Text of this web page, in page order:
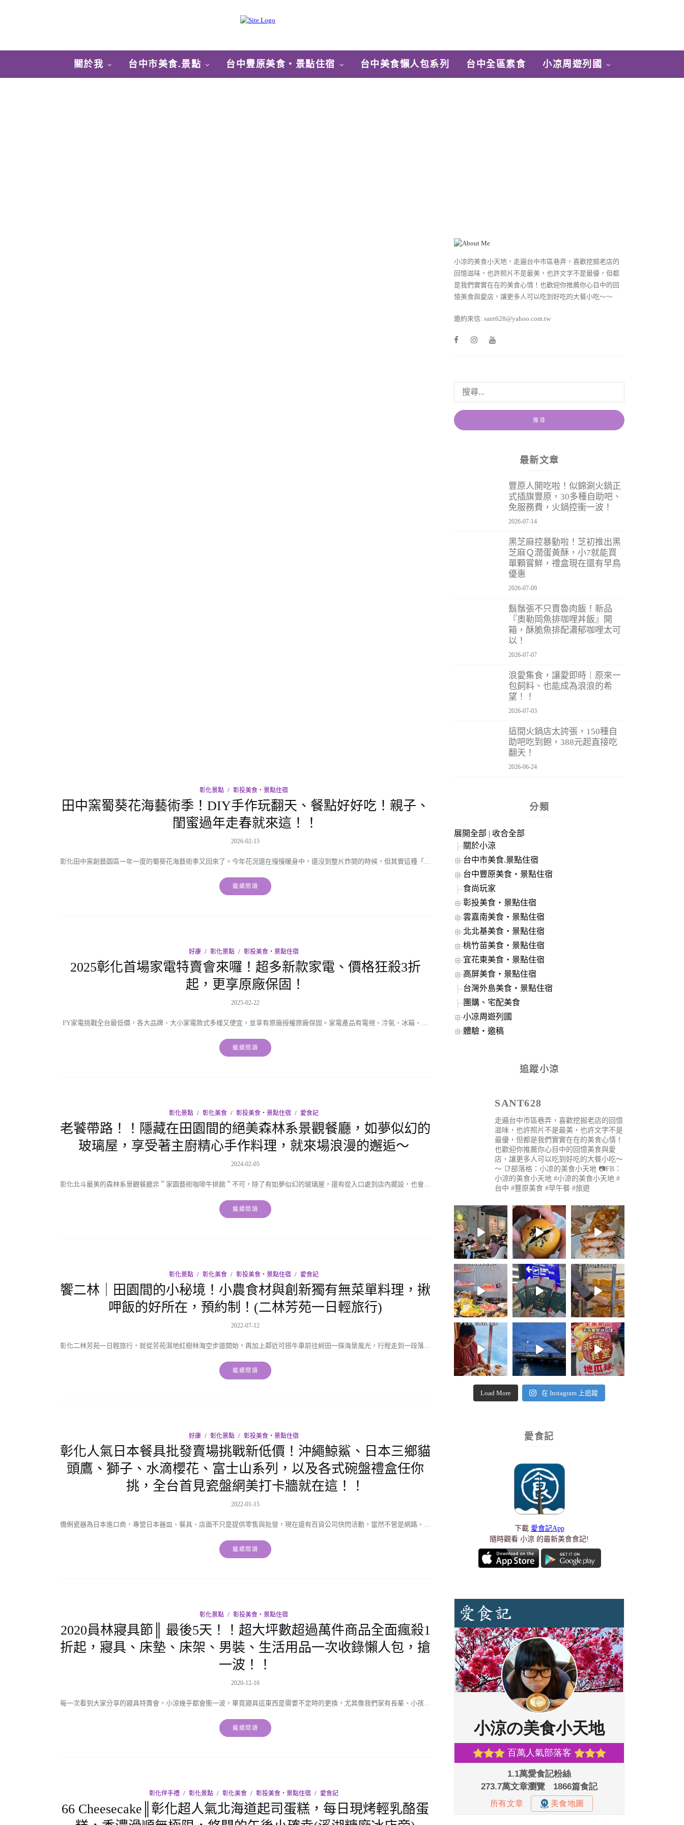
關於我 台中市美食.景點 台中豐原美食‧景點住宿 台中美食懶人包系列 台中全區素食 小凉周遊列國
彰化景點 彰投美食‧景點住宿
田中窯蜀葵花海藝術季！DIY手作玩翻天、餐點好好吃！親子、
閨蜜過年走春就來這！！
2026-02-15
彰化田中窯創藝園區一年一度的蜀葵花海藝術季又回來了。今年花況還在慢慢暖身中，還沒到整片炸開的時候，但其實這種「…
繼續閱讀
好康 彰化景點 彰投美食‧景點住宿
2025彰化首場家電特賣會來囉！超多新款家電、價格狂殺3折
起，更享原廠保固！
2025-02-22
FY家電挑戰全台最低價，各大品牌、大小家電款式多樣又便宜，並享有原廠授權原廠保固。家電產品有電視、冷氣、冰箱、…
繼續閱讀
彰化景點 彰化美食 彰投美食‧景點住宿 愛食記
老饕帶路！！隱藏在田園間的絕美森林系景觀餐廳，如夢似幻的
玻璃屋，享受著主廚精心手作料理，就來場浪漫的邂逅～
2024-02-05
彰化北斗最美的森林系景觀餐廳非＂家園藝術咖啡牛排館＂不可，除了有如夢似幻的玻璃屋，還有從入口處到店內擺設，也會…
繼續閱讀
彰化景點 彰化美食 彰投美食‧景點住宿 愛食記
饗二林｜田園間的小秘境！小農食材與創新獨有無菜單料理，揪
呷飯的好所在，預約制！(二林芳苑一日輕旅行)
2022-07-12
彰化二林芳苑一日輕旅行，就從芳苑濕地紅樹林海空步道開始，再加上鄰近可搭牛車前往蚵田一探海景風光，行程走到一段落…
繼續閱讀
好康 彰化景點 彰投美食‧景點住宿
彰化人氣日本餐具批發賣場挑戰新低價！沖繩鯨鯊、日本三鄉貓
頭鷹、獅子、水滴櫻花、富士山系列，以及各式碗盤禮盒任你
挑，全台首見瓷盤網美打卡牆就在這！！
2022-01-15
僑俐瓷器為日本進口商，專營日本器皿、餐具、店面不只是提供零售與批發，現在還有百貨公司快閃活動，當然不管是網路、…
繼續閱讀
彰化景點 彰投美食‧景點住宿
2020員林寢具節║ 最後5天！！超大坪數超過萬件商品全面瘋殺1
折起，寢具、床墊、床架、男裝、生活用品一次收錄懶人包，搶
一波！！
2020-12-16
每一次看到大家分享的寢具特賣會，小涼幾乎都會衝一波，畢竟寢具這東西是需要不定時的更換，尤其像我們家有長輩、小孩…
繼續閱讀
彰化伴手禮 彰化景點 彰化美食 彰投美食‧景點住宿 愛食記
66 Cheesecake║彰化超人氣北海道起司蛋糕，每日現烤輕乳酪蛋
小凉的美食小天地，走遍台中市區巷弄，喜歡挖掘老店的
回憶滋味，也許照片不是最美，也許文字不是最優，但都
是我們實實在在的美食心情！也歡迎你推薦你心目中的回
憶美食與愛店，讓更多人可以吃到好吃的大餐小吃～～
邀約來信: sant628@yahoo.com.tw
最新文章
豐原人開吃啦！似錦涮火鍋正
式插旗豐原，30多種自助吧、
免服務費，火鍋控衝一波！
2026-07-14
黑芝麻控暴動啦！芝初推出黑
芝麻Ｑ潤蛋黃酥，小7就能買
單顆嘗鮮，禮盒現在還有早鳥
優惠
2026-07-09
鬍鬚張不只賣魯肉飯！新品
『奧勒岡魚排咖哩丼飯』開
箱，酥脆魚排配濃郁咖哩太可
以！
2026-07-07
浪愛集食，讓愛即時｜原來一
包飼料、也能成為浪浪的希
望！！
2026-07-03
這間火鍋店太誇張，150種自
助吧吃到飽，388元起直接吃
翻天！
2026-06-24
分類
展開全部 | 收合全部
關於小涼
台中市美食.景點住宿
台中豐原美食‧景點住宿
食尚玩家
彰投美食‧景點住宿
雲嘉南美食‧景點住宿
北北基美食‧景點住宿
桃竹苗美食‧景點住宿
宜花東美食‧景點住宿
高屏美食‧景點住宿
台灣外島美食‧景點住宿
團購、宅配美食
小凉周遊列國
體驗‧邀稿
追蹤小涼
SANT628
走遍台中市區巷弄，喜歡挖掘老店的回憶
滋味，也許照片不是最美，也許文字不是
最優，但都是我們實實在在的美食心情！
也歡迎你推薦你心目中的回憶美食與愛
店，讓更多人可以吃到好吃的大餐小吃～
～ 📑部落格：小凉的美食小天地 📷FB：
小涼的美食小天地 #小涼的美食小天地 #
台中 #豐原美食 #早午餐 #旅遊
Load More 在 Instagram 上追蹤
愛食記
下載 愛食記App
隨時觀看 小涼 的最新美食食記!